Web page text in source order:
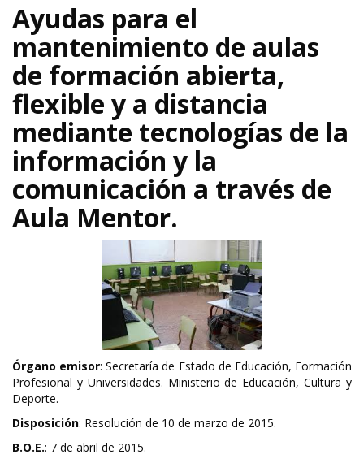
Ayudas para el
mantenimiento de aulas
de formación abierta,
flexible y a distancia
mediante tecnologías de la
información y la
comunicación a través de
Aula Mentor.
Órgano emisor: Secretaría de Estado de Educación, Formación
Profesional y Universidades. Ministerio de Educación, Cultura y
Deporte.
Disposición: Resolución de 10 de marzo de 2015.
B.O.E.: 7 de abril de 2015.